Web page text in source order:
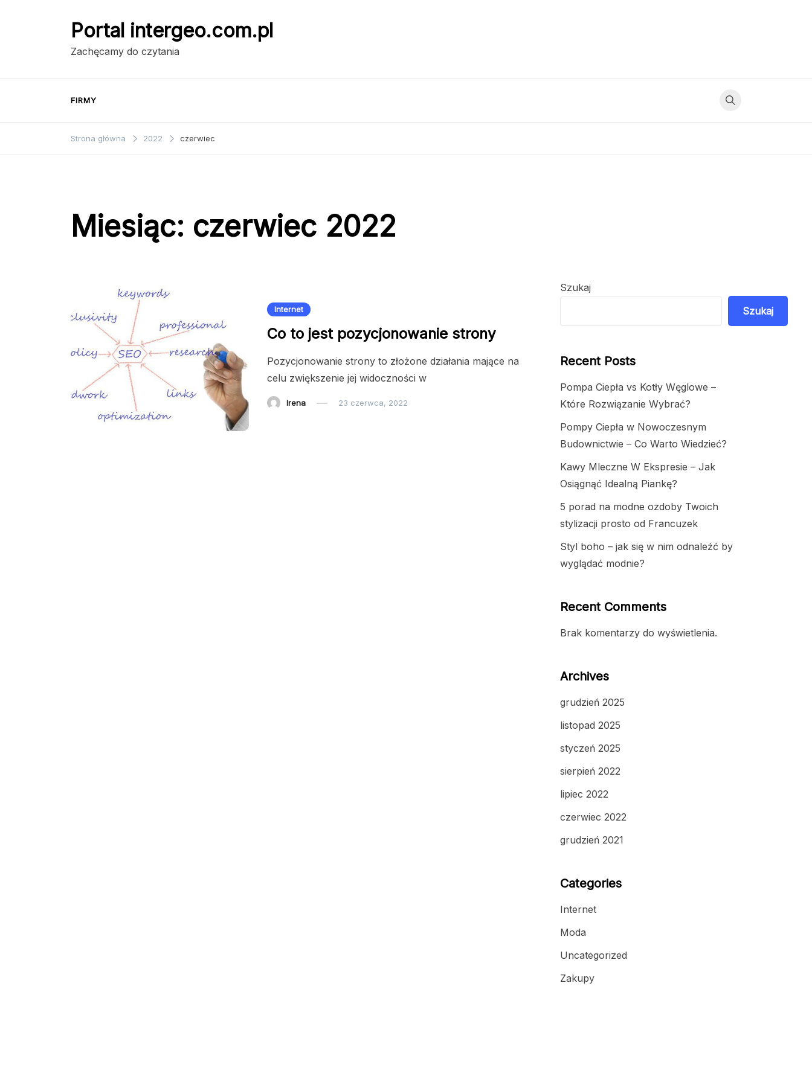
Portal intergeo.com.pl
Zachęcamy do czytania
FIRMY
Strona główna 2022 czerwiec
Miesiąc: czerwiec 2022
Internet
Co to jest pozycjonowanie strony
Pozycjonowanie strony to złożone działania mające na
celu zwiększenie jej widoczności w
Irena 23 czerwca, 2022
Szukaj
Szukaj
Recent Posts
Pompa Ciepła vs Kotły Węglowe –
Które Rozwiązanie Wybrać?
Pompy Ciepła w Nowoczesnym
Budownictwie – Co Warto Wiedzieć?
Kawy Mleczne W Ekspresie – Jak
Osiągnąć Idealną Piankę?
5 porad na modne ozdoby Twoich
stylizacji prosto od Francuzek
Styl boho – jak się w nim odnaleźć by
wyglądać modnie?
Recent Comments
Brak komentarzy do wyświetlenia.
Archives
grudzień 2025
listopad 2025
styczeń 2025
sierpień 2022
lipiec 2022
czerwiec 2022
grudzień 2021
Categories
Internet
Moda
Uncategorized
Zakupy